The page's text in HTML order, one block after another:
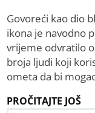
Govoreći kao dio
ikona je navodno
vrijeme odvratilo
broja ljudi koji
ometa da bi
PROČITAJTE JOŠ